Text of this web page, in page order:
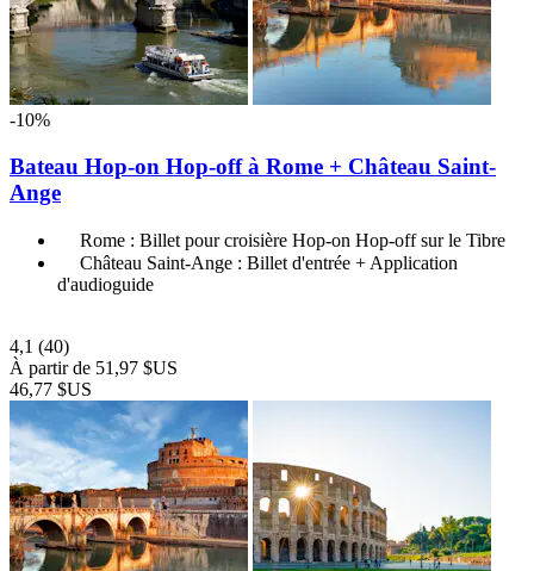
-10%
Bateau Hop-on Hop-off à Rome + Château Saint-
Ange
Rome : Billet pour croisière Hop-on Hop-off sur le Tibre
Château Saint-Ange : Billet d'entrée + Application
d'audioguide
4,1 (40)
À partir de 51,97 $US
46,77 $US